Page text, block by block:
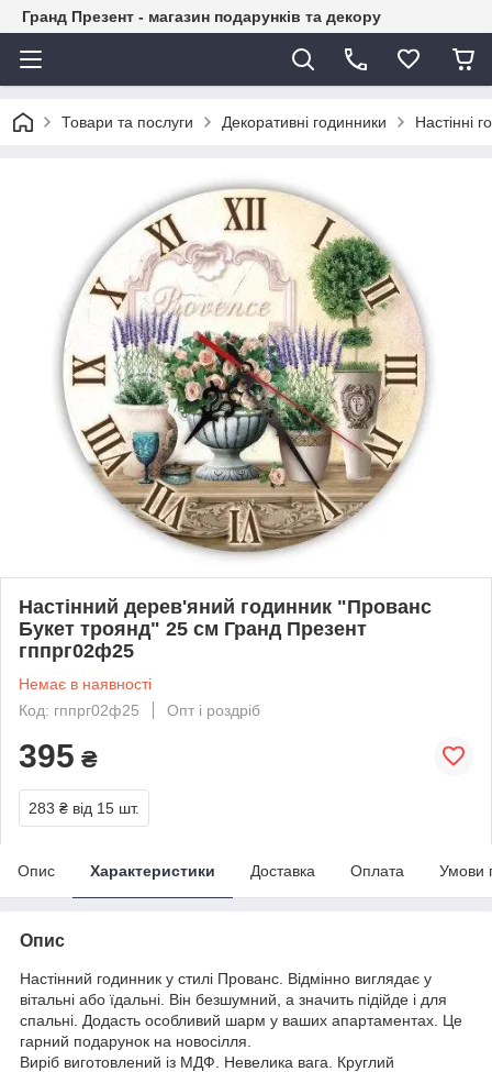
Гранд Презент - магазин подарунків та декору
Товари та послуги Декоративні годинники Настінні
Настінний дерев'яний годинник "Прованс
Букет троянд" 25 см Гранд Презент
гппрг02ф25
Немає в наявності
Код: гппрг02ф25
Опт і роздріб
395 ₴
283 ₴ від 15 шт.
Опис Характеристики Доставка Оплата Умови
Опис
Настінний годинник у стилі Прованс. Відмінно виглядає у
вітальні або їдальні. Він безшумний, а значить підійде і для
спальні. Додасть особливий шарм у ваших апартаментах. Це
гарний подарунок на новосілля.
Виріб виготовлений із МДФ. Невелика вага. Круглий